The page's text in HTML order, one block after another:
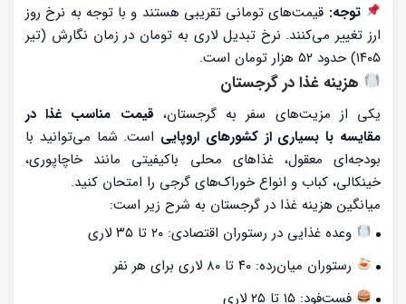
توجه: قیمت‌های تومانی تقریبی هستند و با توجه به نرخ روز
ارز تغییر می‌کنند. نرخ تبدیل لاری به تومان در زمان نگارش (تیر
۱۴۰۵) حدود ۵۲ هزار تومان است.
هزینه غذا در گرجستان
یکی از مزیت‌های سفر به گرجستان، قیمت مناسب غذا در
مقایسه با بسیاری از کشورهای اروپایی است. شما می‌توانید با
بودجه‌ای معقول، غذاهای محلی باکیفیتی مانند خاچاپوری،
خینکالی، کباب و انواع خوراک‌های گرجی را امتحان کنید.
میانگین هزینه غذا در گرجستان به شرح زیر است:
وعده غذایی در رستوران اقتصادی: ۲۰ تا ۳۵ لاری
رستوران میان‌رده: ۴۰ تا ۸۰ لاری برای هر نفر
فست‌فود: ۱۵ تا ۲۵ لاری